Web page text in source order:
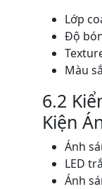
Lớp
Độ
Màu
6.2
Kiện
Ánh
LED
Ánh